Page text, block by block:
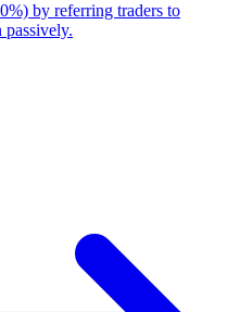
by referring traders to